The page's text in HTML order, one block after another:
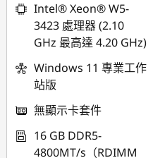
Intel® Xeon® W5-
3423 處理器 (2.10
GHz 最高達 4.20 GHz)
Windows 11 專業工作
站版
無顯示卡套件
16 GB DDR5-
4800MT/s（RDIMM